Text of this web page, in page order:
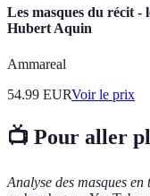
Les masques du récit -
Hubert Aquin
Ammareal
54.99 EURVoir le prix
📺 Pour aller
Analyse des masques